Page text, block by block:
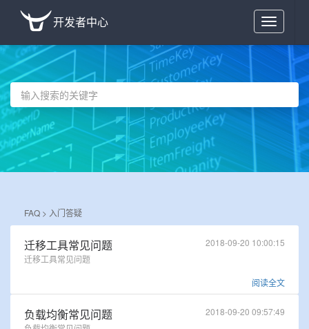
Toggle
navigation
开发者中心
FAQ > 入门答疑
迁移工具常见问题
迁移工具常见问题
阅读全文
2018-09-20 10:00:15
负载均衡常见问题 2018-09-20 09:57:49